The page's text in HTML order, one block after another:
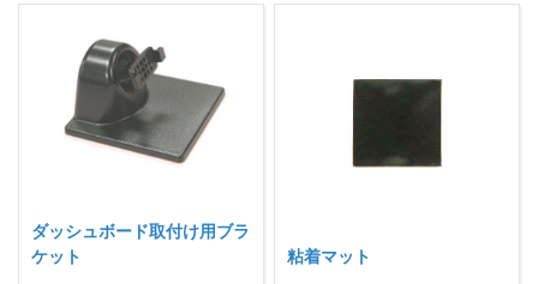
ダッシュボード取付け用ブラ
ケット
粘着マット